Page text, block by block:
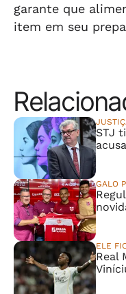
garante que
item em seu
STJ
GALO
ELE
Real